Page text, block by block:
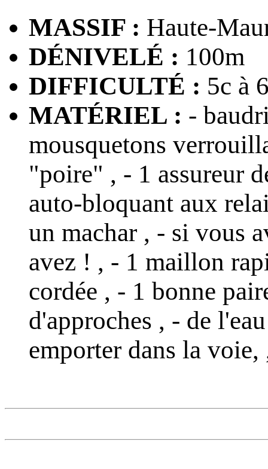
MASSIF : Haute-
DÉNIVELÉ : 100m
DIFFICULTÉ : 5c à
MATÉRIEL : -
mousquetons
"poire" , - 1 assureur
auto-bloquant aux
un machar , - si vous
avez ! , - 1 maillon
cordée , - 1 bonne
d'approches , - de
emporter dans la